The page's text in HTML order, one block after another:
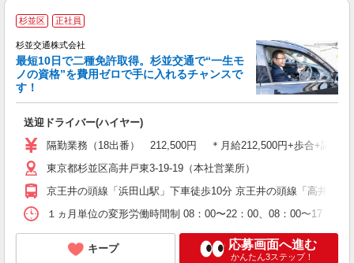
杉並区 正社員
杉並交通株式会社
最短10日で二種免許取得。杉並交通で“一生モ
ノの資格”を費用ゼロで手に入れるチャンスで
す！
送迎ドライバー(ハイヤー)
隔勤業務（18出番） 212,500円 ＊月給212,500円+歩合+諸手当
東京都杉並区高井戸東3-19-19（本社営業所）
京王井の頭線「浜田山駅」下車徒歩10分 京王井の頭線「高井戸駅
１ヵ月単位の変形労働時間制 08：00〜22：00、08：00〜
キープ 応募画面へ進む
かんたん3ステップ！